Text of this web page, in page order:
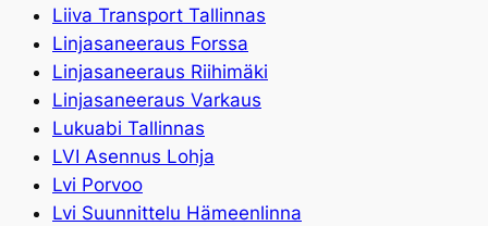
Liiva Transport Tallinnas
Linjasaneeraus Forssa
Linjasaneeraus Riihimäki
Linjasaneeraus Varkaus
Lukuabi Tallinnas
LVI Asennus Lohja
Lvi Porvoo
Lvi Suunnittelu Hämeenlinna